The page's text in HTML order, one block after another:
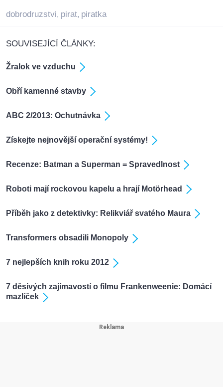
dobrodruzstvi, pirat, piratka
SOUVISEJÍCÍ ČLÁNKY:
Žralok ve vzduchu
Obří kamenné stavby
ABC 2/2013: Ochutnávka
Získejte nejnovější operační systémy!
Recenze: Batman a Superman = Spravedlnost
Roboti mají rockovou kapelu a hrají Motörhead
Příběh jako z detektivky: Relikviář svatého Maura
Transformers obsadili Monopoly
7 nejlepších knih roku 2012
7 děsivých zajímavostí o filmu Frankenweenie: Domácí
mazlíček